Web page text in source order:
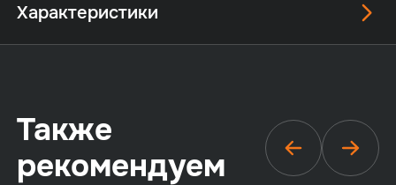
Характеристики
Также
рекомендуем